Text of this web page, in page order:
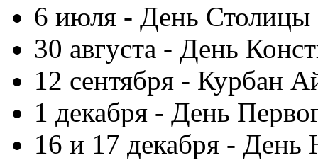
6 июля - День Столицы
30 августа - День
12 сентября - Курбан
1 декабря - День
16 и 17 декабря - День